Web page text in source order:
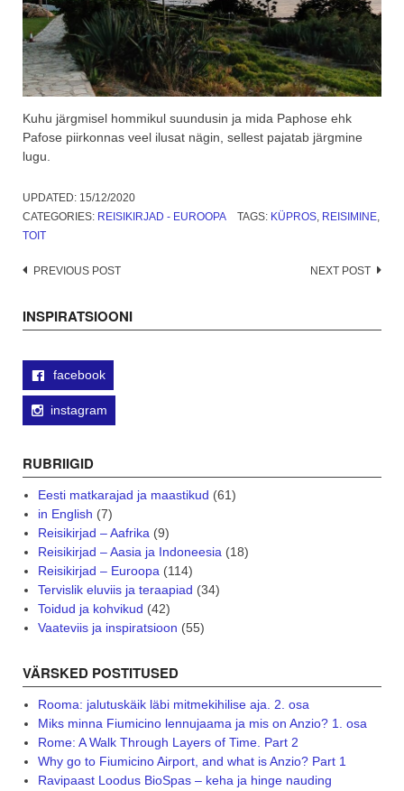
Kuhu järgmisel hommikul suundusin ja mida Paphose ehk
Pafose piirkonnas veel ilusat nägin, sellest pajatab järgmine
lugu.
UPDATED: 15/12/2020
CATEGORIES: REISIKIRJAD - EUROOPA TAGS: KÜPROS, REISIMINE,
TOIT
Post
PREVIOUS POST NEXT POST
INSPIRATSIOONI
facebook
instagram
RUBRIIGID
Eesti matkarajad ja maastikud (61)
in English (7)
Reisikirjad – Aafrika(9)
Reisikirjad – Aasia ja Indoneesia(18)
Reisikirjad – Euroopa(114)
Tervislik eluviis ja teraapiad (34)
Toidud ja kohvikud (42)
Vaateviis ja inspiratsioon (55)
VÄRSKED POSTITUSED
Rooma: jalutuskäik läbi mitmekihilise aja. 2. osa
Miks minna Fiumicino lennujaama ja mis on Anzio? 1. osa
Rome: A Walk Through Layers of Time. Part 2
Why go to Fiumicino Airport, and what is Anzio? Part 1
Ravipaast Loodus BioSpas – keha ja hinge nauding